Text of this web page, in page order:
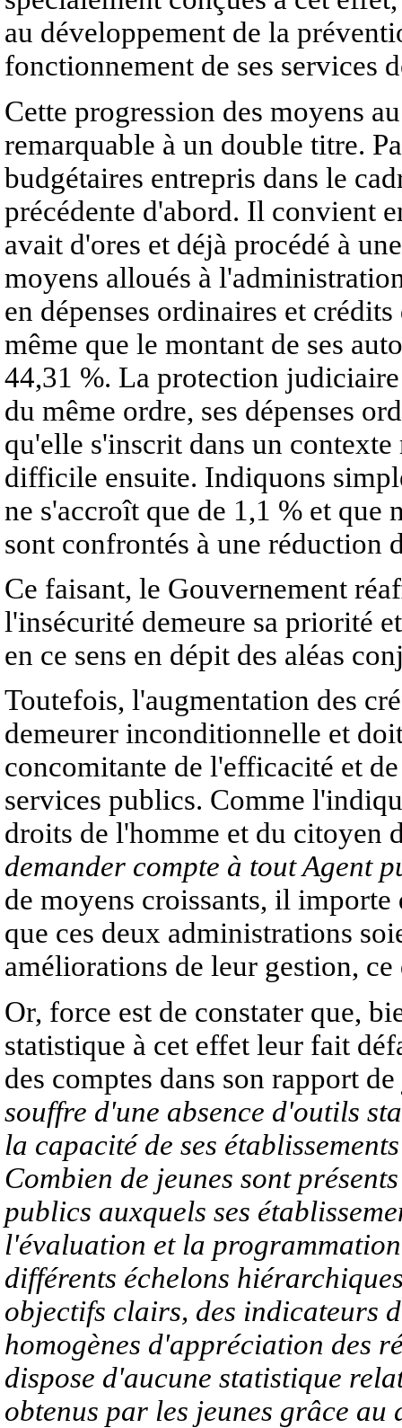
au développement de la
fonctionnement de ses services
Cette progression des moyens
remarquable à un double titre.
budgétaires entrepris dans le
précédente d'abord. Il convient
avait d'ores et déjà procédé à
moyens alloués à
en dépenses ordinaires et
même que le montant de ses
44,31 %. La protection
du même ordre, ses dépenses
qu'elle s'inscrit dans un
difficile ensuite. Indiquons
ne s'accroît que de 1,1 % et que
sont confrontés à une réduction
Ce faisant, le Gouvernement
l'insécurité demeure sa priorité
en ce sens en dépit des aléas
Toutefois, l'augmentation des
demeurer inconditionnelle et
concomitante de l'efficacité et
services publics. Comme
droits de l'homme et du citoyen
demander compte à tout Agent
de moyens croissants, il
que ces deux administrations
améliorations de leur gestion,
Or, force est de constater que,
statistique à cet effet leur fait
des comptes dans son rapport
souffre d'une absence d'outils
la capacité de ses
Combien de jeunes sont
publics auxquels ses
l'évaluation et la
différents échelons
objectifs clairs, des indicateurs
homogènes d'appréciation des
dispose d'aucune statistique
obtenus par les jeunes grâce